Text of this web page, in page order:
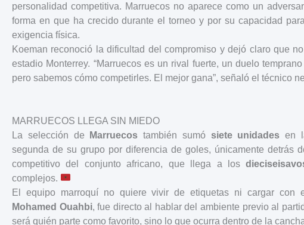
personalidad competitiva. Marruecos no aparece como un
forma en que ha crecido durante el torneo y por su capacidad
exigencia física.
Koeman reconoció la dificultad del compromiso y dejó claro que
estadio Monterrey. “Marruecos es un rival fuerte, un duelo
pero sabemos cómo competirles. El mejor gana”, señaló el técnico
MARRUECOS LLEGA SIN MIEDO
La selección de
Marruecos también sumó siete unidades en
segunda de su grupo por diferencia de goles, únicamente detrás
competitivo del conjunto africano, que llega a los
complejos.
El equipo marroquí no quiere vivir de etiquetas ni cargar con
Mohamed Ouahbi, fue directo al hablar del ambiente previo al
será quién parte como favorito, sino lo que ocurra dentro de la